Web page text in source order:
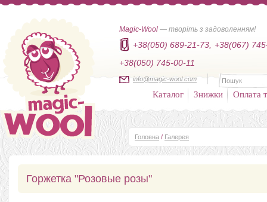
Magic-Wool — творіть з задоволенням!
+38(050) 689-21-73,
+38(067)
+38(050) 745-00-11
info@magic-wool.com
Каталог Знижки Оплата
Головна / Галерея
Горжетка "Розовые розы"